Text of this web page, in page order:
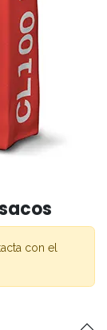
con el